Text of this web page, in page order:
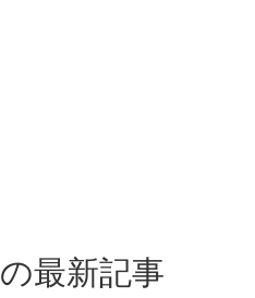
の最新記事